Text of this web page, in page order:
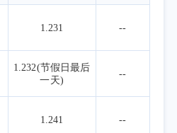
1.231 --
1.232(节假日最后
一天)
--
1.241 --